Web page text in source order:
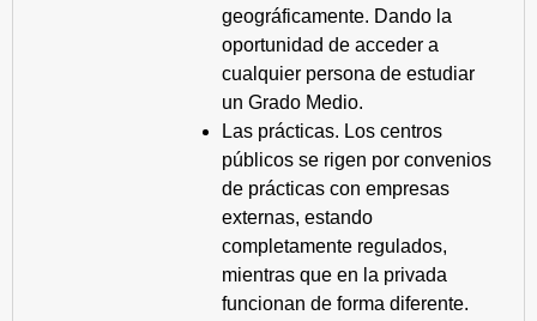
geográficamente. Dando la
oportunidad de acceder a
cualquier persona de estudiar
un Grado Medio.
Las prácticas. Los centros
públicos se rigen por convenios
de prácticas con empresas
externas, estando
completamente regulados,
mientras que en la privada
funcionan de forma diferente.